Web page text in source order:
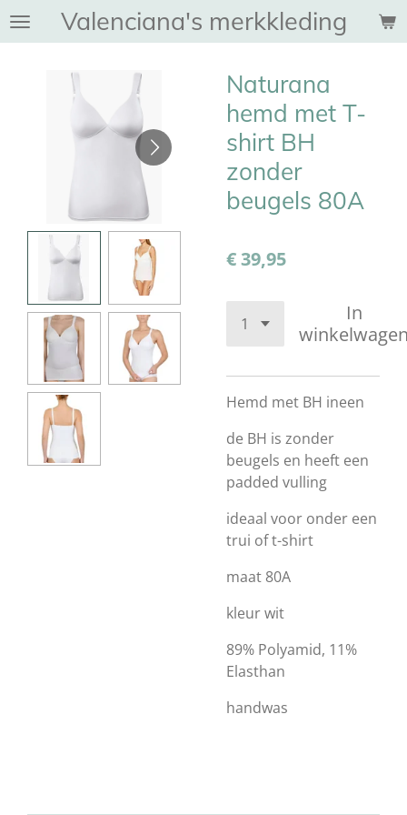
Ga
direct
hoofdinhoud
Valenciana's merkkleding
Naturana
hemd met T-
shirt BH
zonder
beugels 80A
€ 39,95
In
Hemd met BH ineen
de BH is zonder
beugels en heeft een
padded vulling
ideaal voor onder een
trui of t-shirt
maat 80A
kleur wit
89% Polyamid, 11%
Elasthan
handwas